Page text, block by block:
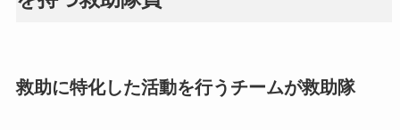
救助に特化した活動を行うチームが救助隊